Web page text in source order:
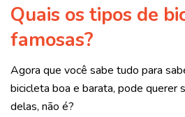
Quais os tipos de
famosas?
Agora que você sabe tudo para
bicicleta boa e barata, pode querer
delas, não é?